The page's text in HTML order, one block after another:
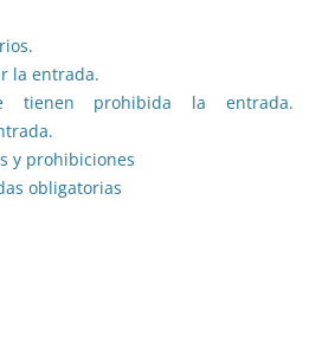
la entrada.
tienen prohibida la entrada.
y prohibiciones
obligatorias